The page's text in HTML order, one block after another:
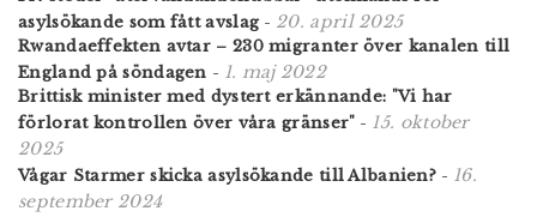
asylsökande som fått avslag- 20. april 2025
Rwandaeffekten avtar – 230 migranter över kanalen till
England på söndagen - 1. maj 2022
Brittisk minister med dystert erkännande: "Vi har
förlorat kontrollen över våra gränser" - 15. oktober
2025
Vågar Starmer skicka asylsökande till Albanien? - 16.
september 2024